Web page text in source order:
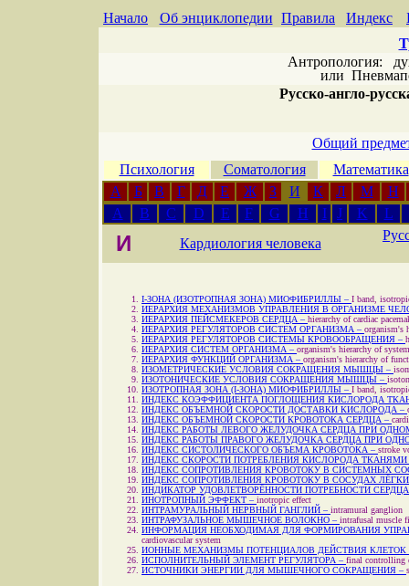
Начало Об энциклопедии Правила Индекс
Антропология:
или
Русско-англо-
Общий
Психология
Соматология
Математика
А
Б В Г Д Е Ж З И К Л М
Н
A
B C D E F G H I J K L
И Кардиология человека
I-ЗОНА (ИЗОТРОПНАЯ ЗОНА) МИОФИБРИЛЛЫ – I band,
ИЕРАРХИЯ МЕХАНИЗМОВ УПРАВЛЕНИЯ В ОРГАНИЗМЕ
ИЕРАРХИЯ ПЕЙСМЕКЕРОВ СЕРДЦА – hierarchy of cardiac
ИЕРАРХИЯ РЕГУЛЯТОРОВ СИСТЕМ ОРГАНИЗМА – organism's
ИЕРАРХИЯ РЕГУЛЯТОРОВ СИСТЕМЫ КРОВООБРАЩЕНИЯ –
ИЕРАРХИЯ СИСТЕМ ОРГАНИЗМА – organism's hierarchy of
ИЕРАРХИЯ ФУНКЦИЙ ОРГАНИЗМА – organism's hierarchy of
ИЗОМЕТРИЧЕСКИЕ УСЛОВИЯ СОКРАЩЕНИЯ МЫШЦЫ –
ИЗОТОНИЧЕСКИЕ УСЛОВИЯ СОКРАЩЕНИЯ МЫШЦЫ –
ИЗОТРОПНАЯ ЗОНА (I-ЗОНА) МИОФИБРИЛЛЫ – I band,
ИНДЕКС КОЭФФИЦИЕНТА ПОГЛОЩЕНИЯ КИСЛОРОДА
ИНДЕКС ОБЪЕМНОЙ СКОРОСТИ ДОСТАВКИ КИСЛОРОДА –
ИНДЕКС ОБЪЕМНОЙ СКОРОСТИ КРОВОТОКА СЕРДЦА –
ИНДЕКС РАБОТЫ ЛЕВОГО ЖЕЛУДОЧКА СЕРДЦА ПРИ
ИНДЕКС РАБОТЫ ПРАВОГО ЖЕЛУДОЧКА СЕРДЦА ПРИ
ИНДЕКС СИСТОЛИЧЕСКОГО ОБЪЕМА КРОВОТОКА – stroke
ИНДЕКС СКОРОСТИ ПОТРЕБЛЕНИЯ КИСЛОРОДА
ИНДЕКС СОПРОТИВЛЕНИЯ КРОВОТОКУ В СИСТЕМНЫХ
ИНДЕКС СОПРОТИВЛЕНИЯ КРОВОТОКУ В СОСУДАХ
ИНДИКАТОР УДОВЛЕТВОРЁННОСТИ ПОТРЕБНОСТИ
ИНОТРОПНЫЙ ЭФФЕКТ – inotropic effect
ИНТРАМУРАЛЬНЫЙ НЕРВНЫЙ ГАНГЛИЙ – intramural ganglion
ИНТРАФУЗАЛЬНОЕ МЫШЕЧНОЕ ВОЛОКНО – intrafusal muscle
ИНФОРМАЦИЯ НЕОБХОДИМАЯ ДЛЯ ФОРМИРОВАНИЯ
cardiovascular system
ИОННЫЕ МЕХАНИЗМЫ ПОТЕНЦИАЛОВ ДЕЙСТВИЯ КЛЕТОК
ИСПОЛНИТЕЛЬНЫЙ ЭЛЕМЕНТ РЕГУЛЯТОРА – final controlling
ИСТОЧНИКИ ЭНЕРГИИ ДЛЯ МЫШЕЧНОГО СОКРАЩЕНИЯ –